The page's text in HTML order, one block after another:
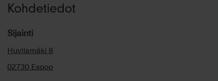
Kohdetiedot
Sijainti
Huvilamäki 8
02730 Espoo